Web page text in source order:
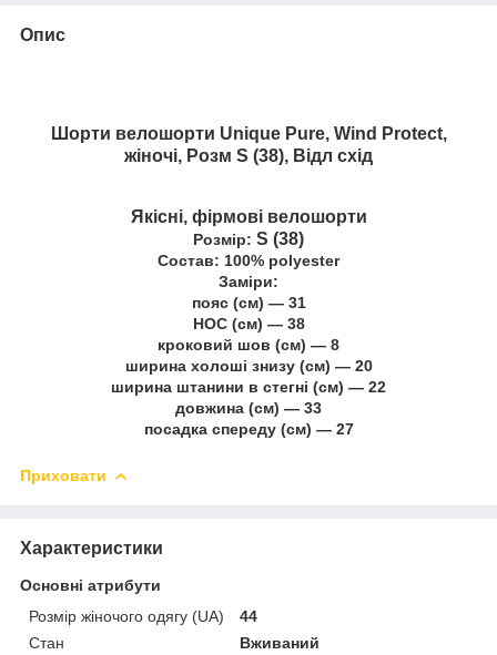
Опис
Шорти велошорти Unique Pure, Wind Protect,
жіночі, Розм S (38), Відл схід
Якісні, фірмові велошорти
Розмір: S (38)
Cостав: 100% polyester
Заміри:
пояс (см) — 31
НОС (см) — 38
кроковий шов (см) — 8
ширина холоші знизу (см) — 20
ширина штанини в стегні (см) — 22
довжина (см) — 33
посадка спереду (см) — 27
Приховати
Характеристики
Основні атрибути
Розмір жіночого одягу (UA)
44
Стан
Вживаний